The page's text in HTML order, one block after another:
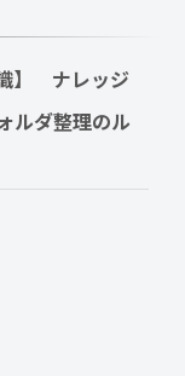
】　ナレッジ
ルダ整理のル